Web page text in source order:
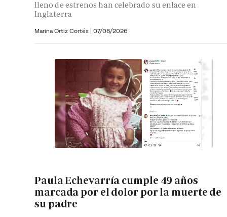
lleno de estrenos han celebrado su enlace en
Inglaterra
Marina Ortiz Cortés | 07/08/2026
Paula Echevarría cumple 49 años
marcada por el dolor por la muerte de
su padre